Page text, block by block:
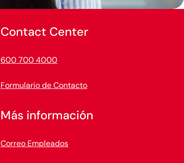
Contact Center
600 700 4000
Formulario de Contacto
Más información
Correo Empleados